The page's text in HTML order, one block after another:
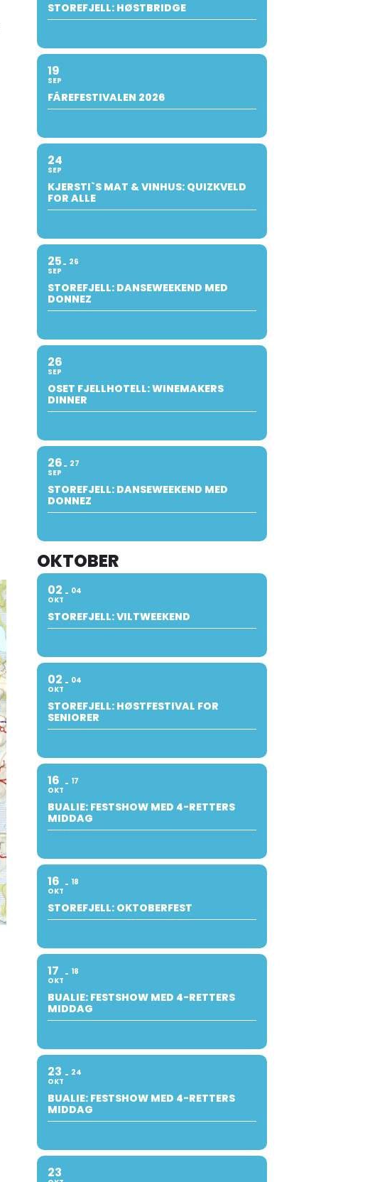
STOREFJELL: HØSTBRIDGE
19
SEP
FÅREFESTIVALEN 2026
24
SEP
KJERSTI`S MAT & VINHUS: QUIZKVELD
FOR ALLE
25
SEP
26
STOREFJELL: DANSEWEEKEND MED
DONNEZ
26
SEP
OSET FJELLHOTELL: WINEMAKERS
DINNER
26
SEP
27
STOREFJELL: DANSEWEEKEND MED
DONNEZ
OKTOBER
02
OKT
04
STOREFJELL: VILTWEEKEND
02
OKT
04
STOREFJELL: HØSTFESTIVAL FOR
SENIORER
16
OKT
17
BUALIE: FESTSHOW MED 4-RETTERS
MIDDAG
16
OKT
18
STOREFJELL: OKTOBERFEST
17
OKT
18
BUALIE: FESTSHOW MED 4-RETTERS
MIDDAG
23
OKT
24
BUALIE: FESTSHOW MED 4-RETTERS
MIDDAG
23